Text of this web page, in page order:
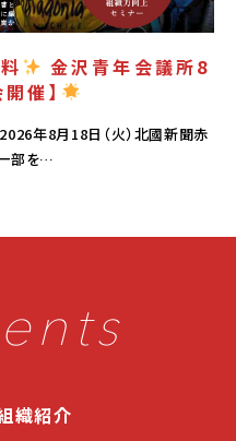
金沢青年会議所8
催】
年8月18日（火）北國新聞赤
部を…
織紹介